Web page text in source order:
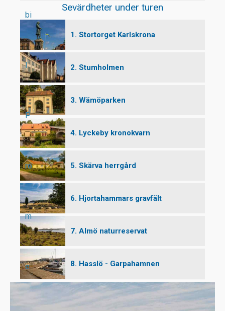
bi
l
P
ro
m
e
Sevärdheter under turen
1. Stortorget Karlskrona
2. Stumholmen
3. Wämöparken
4. Lyckeby kronokvarn
5. Skärva herrgård
6. Hjortahammars gravfält
7. Almö naturreservat
8. Hasslö - Garpahamnen